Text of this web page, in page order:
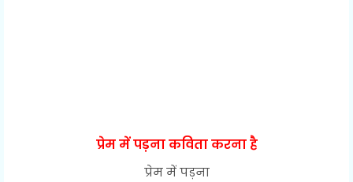
प्रेम में पड़ना कविता करना है
प्रेम में पड़ना